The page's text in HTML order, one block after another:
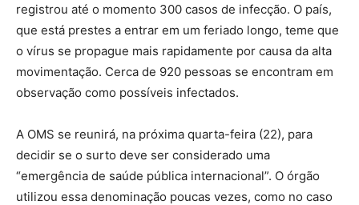
registrou até o momento 300 casos de infecção. O país,
que está prestes a entrar em um feriado longo, teme que
o vírus se propague mais rapidamente por causa da alta
movimentação. Cerca de 920 pessoas se encontram em
observação como possíveis infectados.
A OMS se reunirá, na próxima quarta-feira (22), para
decidir se o surto deve ser considerado uma
“emergência de saúde pública internacional”. O órgão
utilizou essa denominação poucas vezes, como no caso